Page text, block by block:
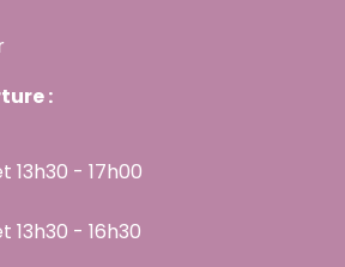
:
13h30 - 17h00
13h30 - 16h30